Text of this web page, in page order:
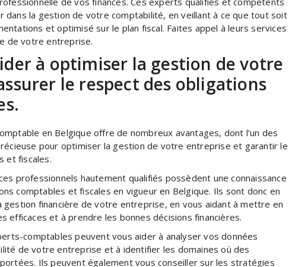
dans la gestion de votre comptabilité, en veillant à ce que tout soit
et optimisé sur le plan fiscal. Faites appel à leurs services
de votre entreprise.
à optimiser la gestion de votre
le respect des obligations
en Belgique offre de nombreux avantages, dont l’un des
pour optimiser la gestion de votre entreprise et garantir le
et fiscales.
professionnels hautement qualifiés possèdent une connaissance
comptables et fiscales en vigueur en Belgique. Ils sont donc en
gestion financière de votre entreprise, en vous aidant à mettre en
efficaces et à prendre les bonnes décisions financières.
comptables peuvent vous aider à analyser vos données
de votre entreprise et à identifier les domaines où des
Ils peuvent également vous conseiller sur les stratégies